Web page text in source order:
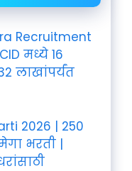
Recruitment
मध्ये 16
लाखांपर्यंत
2026 | 250
भरती |